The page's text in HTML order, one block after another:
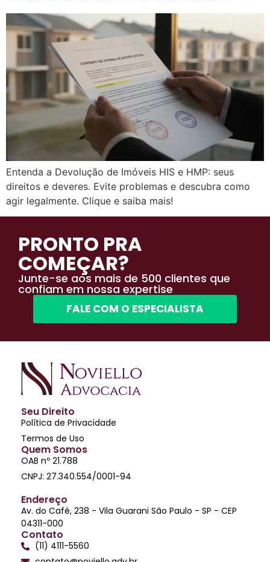
Entenda a Devolução de Imóveis HIS e HMP: seus
direitos e deveres. Evite problemas e descubra como
agir legalmente. Clique e saiba mais!
PRONTO PRA
COMEÇAR?
Junte-se aos mais de 500 clientes que
confiam em nossa expertise
FALE COM O ESPECIALISTA
Seu Direito
Política de Privacidade
Termos de Uso
Quem Somos
OAB nº 21.788
CNPJ: 27.340.554/0001-94
Endereço
Av. do Café, 238 - Vila Guarani São Paulo - SP - CEP
04311-000
Contato
(11) 4111-5560